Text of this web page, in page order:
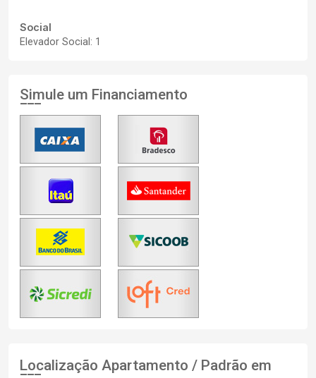
Social
Elevador Social: 1
Simule um Financiamento
Localização Apartamento / Padrão em